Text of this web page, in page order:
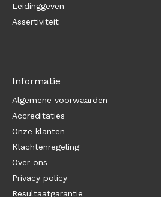
Leidinggeven
Assertiviteit
Informatie
Algemene voorwaarden
Accreditaties
Onze klanten
Klachtenregeling
Over ons
Privacy policy
Resultaatgarantie